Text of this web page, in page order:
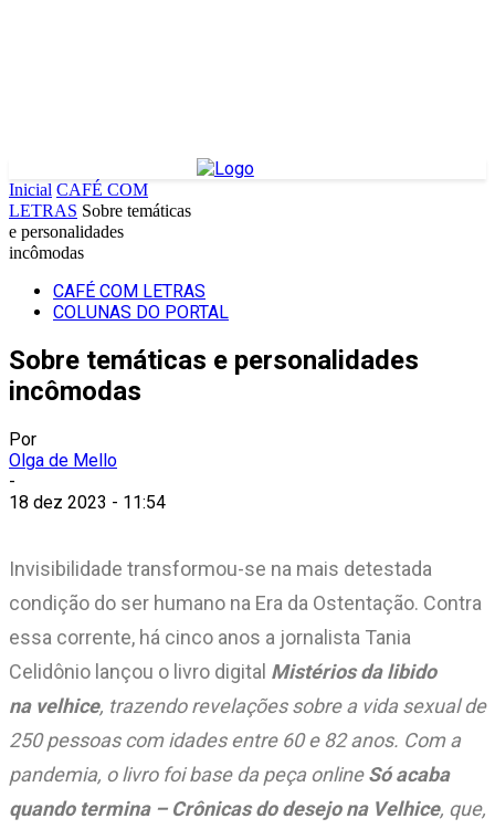
Inicial CAFÉ COM
LETRAS Sobre temáticas
e personalidades
incômodas
CAFÉ COM LETRAS
COLUNAS DO PORTAL
Sobre temáticas e personalidades
incômodas
Por
Olga de Mello
-
18 dez 2023 - 11:54
Invisibilidade transformou-se na mais detestada
condição do ser humano na Era da Ostentação. Contra
essa corrente, há cinco anos a jornalista Tania
Celidônio lançou o livro digital Mistérios da libido
na velhice, trazendo revelações sobre a vida sexual de
250 pessoas com idades entre 60 e 82 anos. Com a
pandemia, o livro foi base da peça onlineSó acaba
quando termina – Crônicas do desejo na Velhice, que,